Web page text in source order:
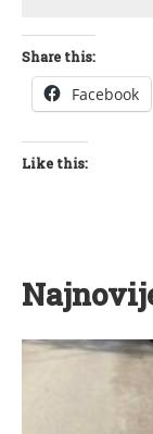
Share this:
Facebook
Like this: